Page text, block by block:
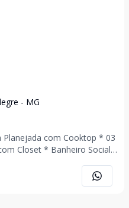
- MG
Planejada com Cooktop * 03
Closet * Banheiro Social